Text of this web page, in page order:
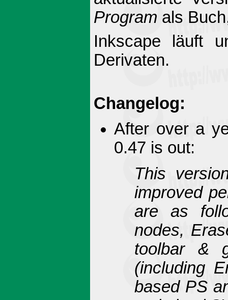
Program als
Inkscape läuft
Derivaten.
Changelog:
After over a
0.47 is out:
This
improved
are as
nodes,
toolbar &
(including
based PS